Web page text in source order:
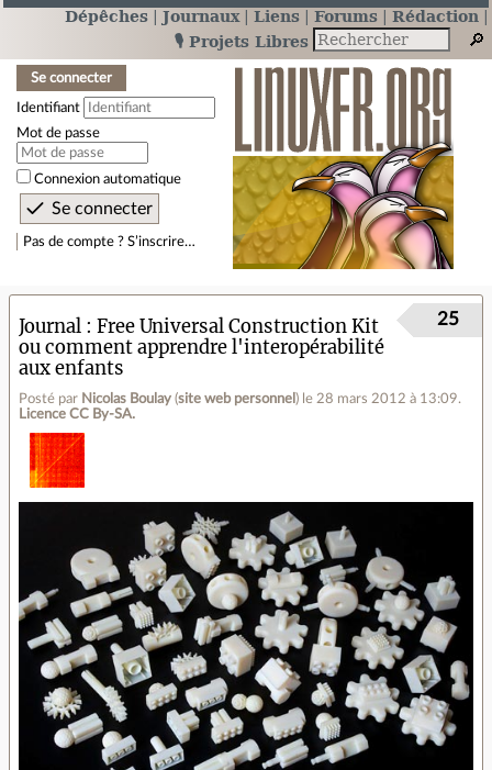
Dépêches Journaux Liens Forums
Rédaction
🎙️ Projets Libres
Se connecter
Identifiant
Mot de passe
Connexion automatique
Pas de compte ? S’inscrire…
Journal
Free Universal Construction Kit
ou comment apprendre l'interopérabilité
aux enfants
Posté par Nicolas Boulay (site web personnel ) le 28 mars 2012 à 13:09.
Licence CC By‑SA.
25